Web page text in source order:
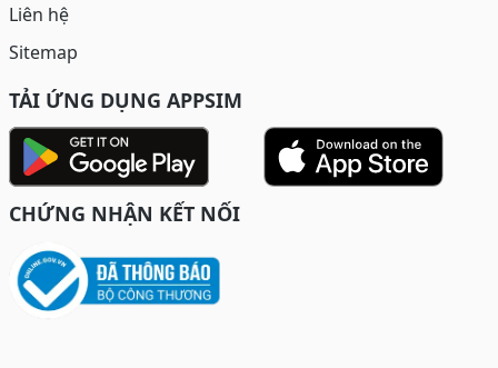
Liên hệ
Sitemap
TẢI ỨNG DỤNG APPSIM
CHỨNG NHẬN KẾT NỐI